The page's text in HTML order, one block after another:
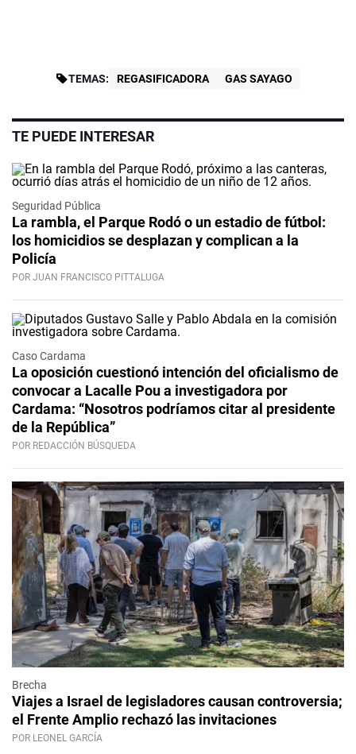
TEMAS: REGASIFICADORA GAS SAYAGO
TE PUEDE INTERESAR
Seguridad Pública
La rambla, el Parque Rodó o un estadio de fútbol:
los homicidios se desplazan y complican a la
Policía
POR JUAN FRANCISCO PITTALUGA
Caso Cardama
La oposición cuestionó intención del oficialismo de
convocar a Lacalle Pou a investigadora por
Cardama: “Nosotros podríamos citar al presidente
de la República”
POR REDACCIÓN BÚSQUEDA
Brecha
Viajes a Israel de legisladores causan controversia;
el Frente Amplio rechazó las invitaciones
POR LEONEL GARCÍA